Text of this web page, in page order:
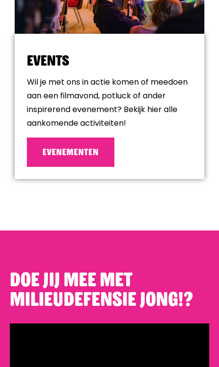
Events
Wil je met ons in actie komen of meedoen
aan een filmavond, potluck of ander
inspirerend evenement? Bekijk hier alle
aankomende activiteiten!
EVENEMENTEN
Doe jij mee met
Milieudefensie Jong!?